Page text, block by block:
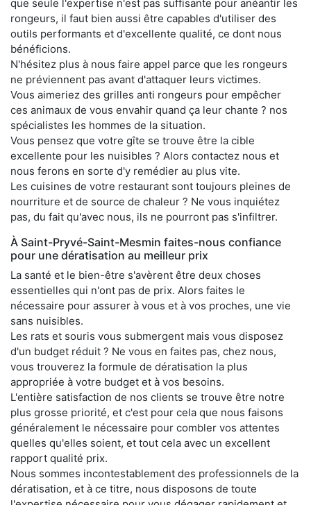
que seule l'expertise n'est pas suffisante pour anéantir les
rongeurs, il faut bien aussi être capables d'utiliser des
outils performants et d'excellente qualité, ce dont nous
bénéficions.
N'hésitez plus à nous faire appel parce que les rongeurs
ne préviennent pas avant d'attaquer leurs victimes.
Vous aimeriez des grilles anti rongeurs pour empêcher
ces animaux de vous envahir quand ça leur chante ? nos
spécialistes les hommes de la situation.
Vous pensez que votre gîte se trouve être la cible
excellente pour les nuisibles ? Alors contactez nous et
nous ferons en sorte d'y remédier au plus vite.
Les cuisines de votre restaurant sont toujours pleines de
nourriture et de source de chaleur ? Ne vous inquiétez
pas, du fait qu'avec nous, ils ne pourront pas s'infiltrer.
À Saint-Pryvé-Saint-Mesmin faites-nous confiance
pour une dératisation au meilleur prix
La santé et le bien-être s'avèrent être deux choses
essentielles qui n'ont pas de prix. Alors faites le
nécessaire pour assurer à vous et à vos proches, une vie
sans nuisibles.
Les rats et souris vous submergent mais vous disposez
d'un budget réduit ? Ne vous en faites pas, chez nous,
vous trouverez la formule de dératisation la plus
appropriée à votre budget et à vos besoins.
L'entière satisfaction de nos clients se trouve être notre
plus grosse priorité, et c'est pour cela que nous faisons
généralement le nécessaire pour combler vos attentes
quelles qu'elles soient, et tout cela avec un excellent
rapport qualité prix.
Nous sommes incontestablement des professionnels de la
dératisation, et à ce titre, nous disposons de toute